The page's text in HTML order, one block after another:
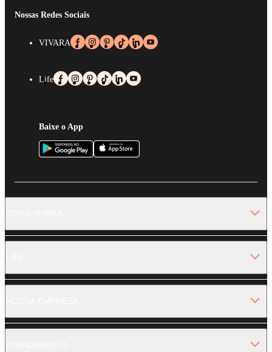
Nossas Redes Sociais
VIVARA
Life
Baixe o App